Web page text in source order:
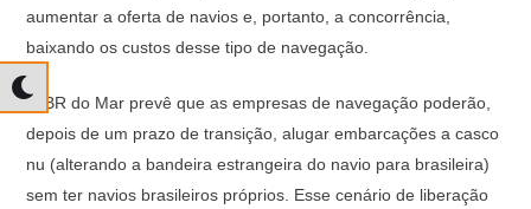
aumentar a oferta de navios e, portanto, a concorrência,
baixando os custos desse tipo de navegação.
O BR do Mar prevê que as empresas de navegação poderão,
depois de um prazo de transição, alugar embarcações a casco
nu (alterando a bandeira estrangeira do navio para brasileira)
sem ter navios brasileiros próprios. Esse cenário de liberação